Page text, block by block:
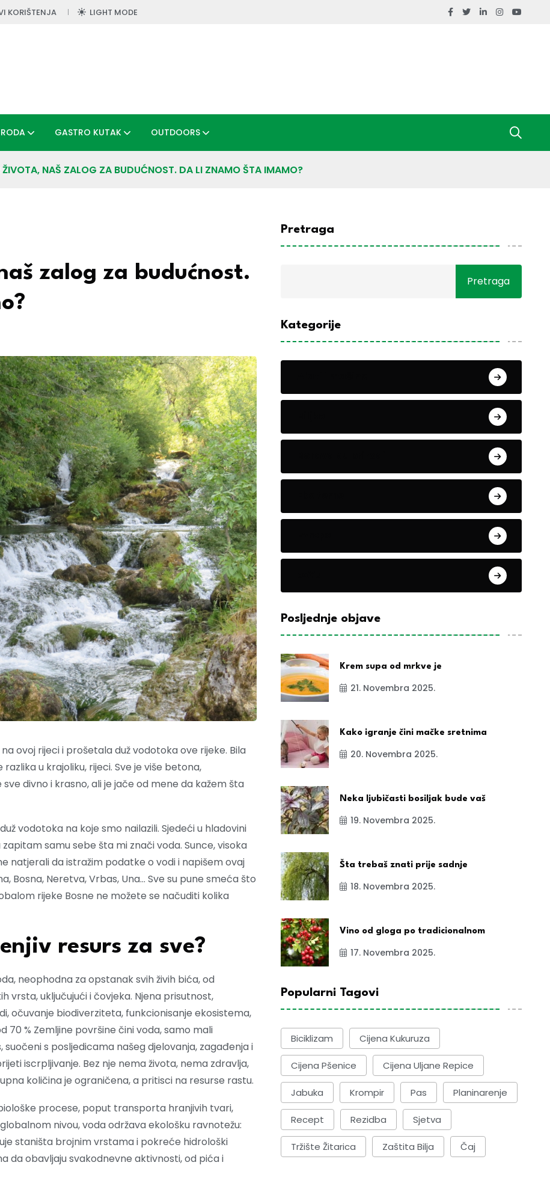
KORIŠTENJA LIGHT MODE
GASTRO KUTAK OUTDOORS
NAŠ ZALOG ZA BUDUĆNOST. DA LI ZNAMO ŠTA IMAMO?
zalog za budućnost.
ovoj rijeci i prošetala duž vodotoka ove rijeke. Bila
u krajoliku, rijeci. Sve je više betona,
divno i krasno, ali je jače od mene da kažem šta
vodotoka na koje smo nailazili. Sjedeći u hladovini
samu sebe šta mi znači voda. Sunce, visoka
natjerali da istražim podatke o vodi i napišem ovaj
Bosna, Neretva, Vrbas, Una… Sve su pune smeća što
rijeke Bosne ne možete se načuditi kolika
resurs za sve?
neophodna za opstanak svih živih bića, od
vrsta, uključujući i čovjeka. Njena prisutnost,
očuvanje biodiverziteta, funkcionisanje ekosistema,
70 % Zemljine površine čini voda, samo mali
s posljedicama našeg djelovanja, zagađenja i
iscrpljivanje. Bez nje nema života, nema zdravlja,
količina je ograničena, a pritisci na resurse rastu.
procese, poput transporta hranjivih tvari,
nivou, voda održava ekološku ravnotežu:
staništa brojnim vrstama i pokreće hidrološki
da obavljaju svakodnevne aktivnosti, od pića i
Pretraga
Pretraga
Kategorije
Posljednje objave
Krem supa od mrkve je
21. Novembra 2025.
Kako igranje čini mačke sretnima
20. Novembra 2025.
Neka ljubičasti bosiljak bude vaš
19. Novembra 2025.
Šta trebaš znati prije sadnje
18. Novembra 2025.
Vino od gloga po tradicionalnom
17. Novembra 2025.
Popularni Tagovi
Biciklizam Cijena Kukuruza
Cijena Pšenice Cijena Uljane Repice
Jabuka Krompir Pas Planinarenje
Recept Rezidba Sjetva
Tržište Žitarica Zaštita Bilja Čaj